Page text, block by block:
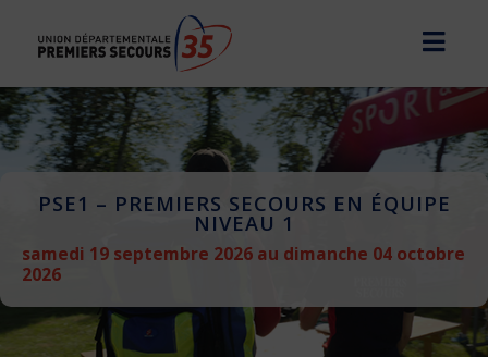
PSE1 – PREMIERS SECOURS EN ÉQUIPE
NIVEAU 1
samedi 19 septembre 2026 au dimanche 04 octobre
2026